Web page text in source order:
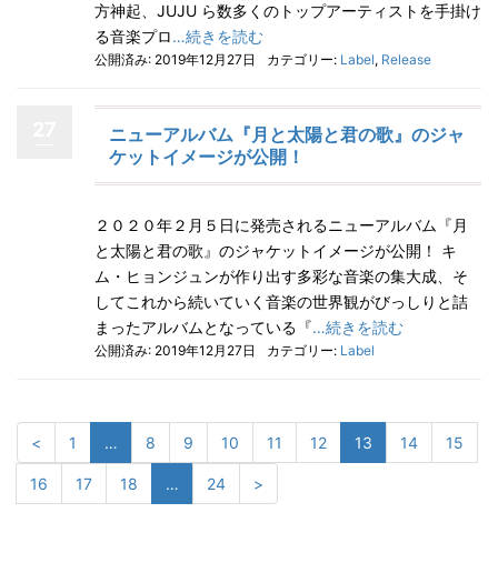
方神起、JUJU ら数多くのトップアーティストを手掛け
る音楽プロ…続きを読む
公開済み: 2019年12月27日 カテゴリー: Label, Release
ニューアルバム『月と太陽と君の歌』のジャ
ケットイメージが公開！
２０２０年２月５日に発売されるニューアルバム『月
と太陽と君の歌』のジャケットイメージが公開！ キ
ム・ヒョンジュンが作り出す多彩な音楽の集大成、そ
してこれから続いていく音楽の世界観がびっしりと詰
まったアルバムとなっている『…続きを読む
公開済み: 2019年12月27日 カテゴリー: Label
< 1 … 8 9 10 11 12 13 14 15
16 17 18 … 24 >